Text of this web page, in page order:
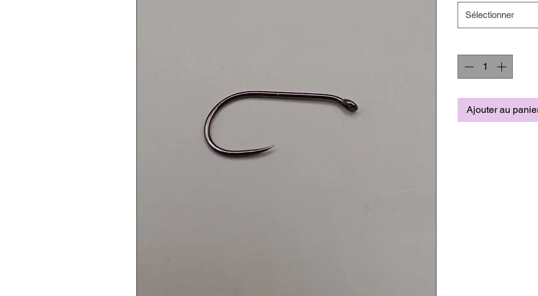
Sélectionner
Ajouter au